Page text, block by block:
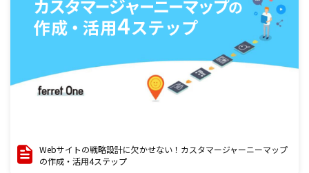
Webサイトの戦略設計に欠かせない！カスタマージャーニーマップ
の作成・活用4ステップ